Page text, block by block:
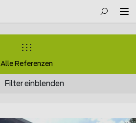
Alle Referenzen
Filter einblenden